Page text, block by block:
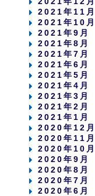
2021年11月
2021年10月
2021年9月
2021年8月
2021年7月
2021年6月
2021年5月
2021年4月
2021年3月
2021年2月
2021年1月
2020年12月
2020年11月
2020年10月
2020年9月
2020年8月
2020年7月
2020年6月